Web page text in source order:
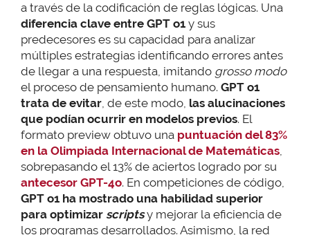
a través de la codificación de reglas lógicas. Una
diferencia clave entre GPT o1 y sus
predecesores es su capacidad para analizar
múltiples estrategias identificando errores antes
de llegar a una respuesta, imitando grosso modo
el proceso de pensamiento humano. GPT o1
trata de evitar, de este modo, las alucinaciones
que podían ocurrir en modelos previos. El
formato preview obtuvo una puntuación del 83%
en la Olimpiada Internacional de Matemáticas,
sobrepasando el 13% de aciertos logrado por su
antecesor GPT-4o. En competiciones de código,
GPT o1 ha mostrado una habilidad superior
para optimizar scriptsy mejorar la eficiencia de
los programas desarrollados. Asimismo, la red